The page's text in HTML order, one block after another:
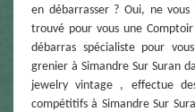
en débarrasser ? Oui, ne
trouvé pour vous une
débarras spécialiste pour
grenier à Simandre Sur Suran
jewelry vintage , effectue
compétitifs à Simandre Sur